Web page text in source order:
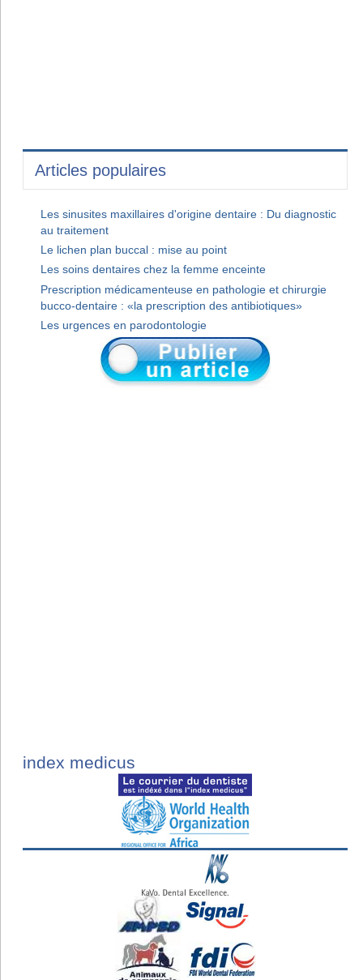
Articles populaires
Les sinusites maxillaires d'origine dentaire : Du diagnostic
au traitement
Le lichen plan buccal : mise au point
Les soins dentaires chez la femme enceinte
Prescription médicamenteuse en pathologie et chirurgie
bucco-dentaire : «la prescription des antibiotiques»
Les urgences en parodontologie
index medicus